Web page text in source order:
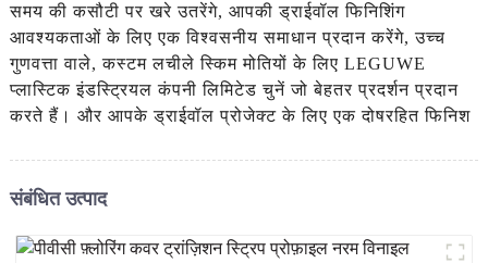
समय की कसौटी पर खरे उतरेंगे, आपकी ड्राईवॉल फिनिशिंग
आवश्यकताओं के लिए एक विश्वसनीय समाधान प्रदान करेंगे, उच्च
गुणवत्ता वाले, कस्टम लचीले स्किम मोतियों के लिए LEGUWE
प्लास्टिक इंडस्ट्रियल कंपनी लिमिटेड चुनें जो बेहतर प्रदर्शन प्रदान
करते हैं। और आपके ड्राईवॉल प्रोजेक्ट के लिए एक दोषरहित फिनिश
संबंधित उत्पाद